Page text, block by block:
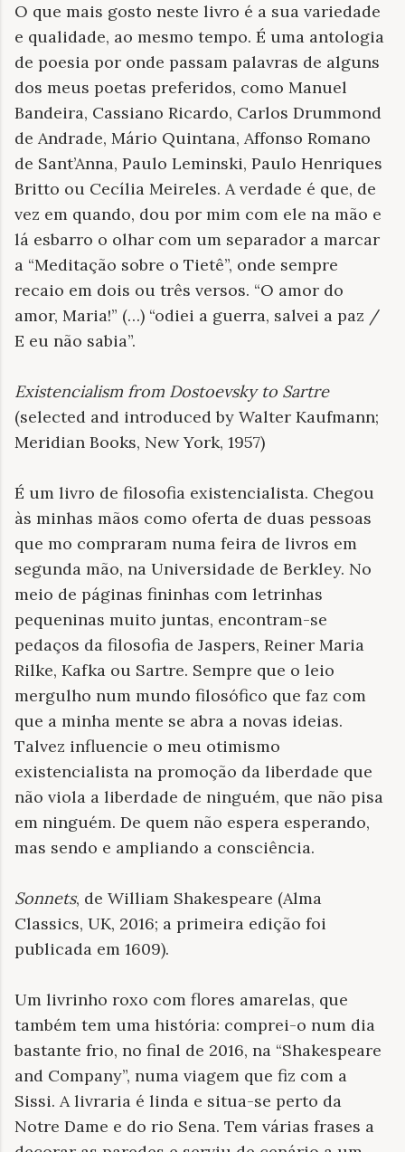
O que mais gosto neste livro é a sua variedade
e qualidade, ao mesmo tempo. É uma antologia
de poesia por onde passam palavras de alguns
dos meus poetas preferidos, como Manuel
Bandeira, Cassiano Ricardo, Carlos Drummond
de Andrade, Mário Quintana, Affonso Romano
de Sant’Anna, Paulo Leminski, Paulo Henriques
Britto ou Cecília Meireles. A verdade é que, de
vez em quando, dou por mim com ele na mão e
lá esbarro o olhar com um separador a marcar
a “Meditação sobre o Tietê”, onde sempre
recaio em dois ou três versos. “O amor do
amor, Maria!” (…) “odiei a guerra, salvei a paz /
E eu não sabia”.
Existencialism from Dostoevsky to Sartre
(selected and introduced by Walter Kaufmann;
Meridian Books, New York, 1957)
É um livro de filosofia existencialista. Chegou
às minhas mãos como oferta de duas pessoas
que mo compraram numa feira de livros em
segunda mão, na Universidade de Berkley. No
meio de páginas fininhas com letrinhas
pequeninas muito juntas, encontram-se
pedaços da filosofia de Jaspers, Reiner Maria
Rilke, Kafka ou Sartre. Sempre que o leio
mergulho num mundo filosófico que faz com
que a minha mente se abra a novas ideias.
Talvez influencie o meu otimismo
existencialista na promoção da liberdade que
não viola a liberdade de ninguém, que não pisa
em ninguém. De quem não espera esperando,
mas sendo e ampliando a consciência.
Sonnets, de William Shakespeare (Alma
Classics, UK, 2016; a primeira edição foi
publicada em 1609).
Um livrinho roxo com flores amarelas, que
também tem uma história: comprei-o num dia
bastante frio, no final de 2016, na “Shakespeare
and Company”, numa viagem que fiz com a
Sissi. A livraria é linda e situa-se perto da
Notre Dame e do rio Sena. Tem várias frases a